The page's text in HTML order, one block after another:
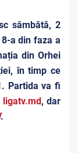
sâmbătă, 2
a din faza a
din Orhei
în timp ce
Partida va fi
ligatv.md , dar
.